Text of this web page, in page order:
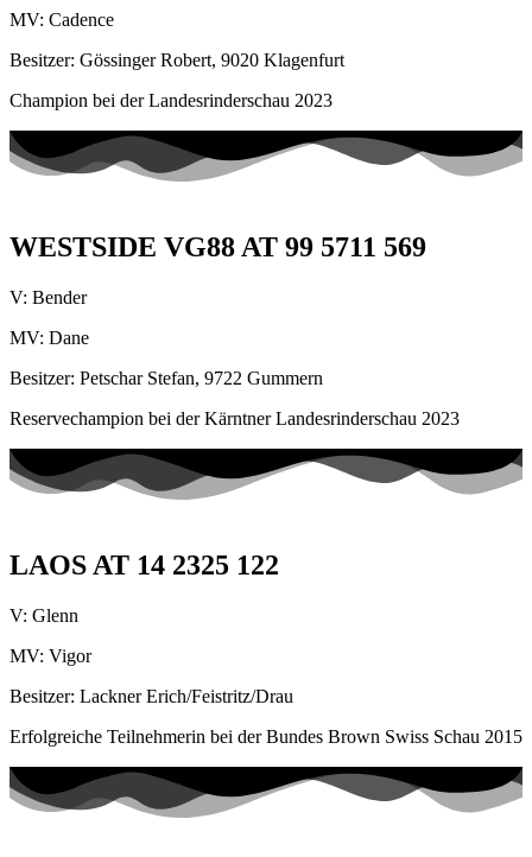
MV: Cadence
Besitzer: Gössinger Robert, 9020 Klagenfurt
Champion bei der Landesrinderschau 2023
WESTSIDE VG88 AT 99 5711 569
V: Bender
MV: Dane
Besitzer: Petschar Stefan, 9722 Gummern
Reservechampion bei der Kärntner Landesrinderschau 2023
LAOS AT 14 2325 122
V: Glenn
MV: Vigor
Besitzer: Lackner Erich/Feistritz/Drau
Erfolgreiche Teilnehmerin bei der Bundes Brown Swiss Schau 2015